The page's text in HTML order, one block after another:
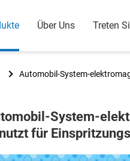
Über Uns Treten
Automobil-System-
System-
für